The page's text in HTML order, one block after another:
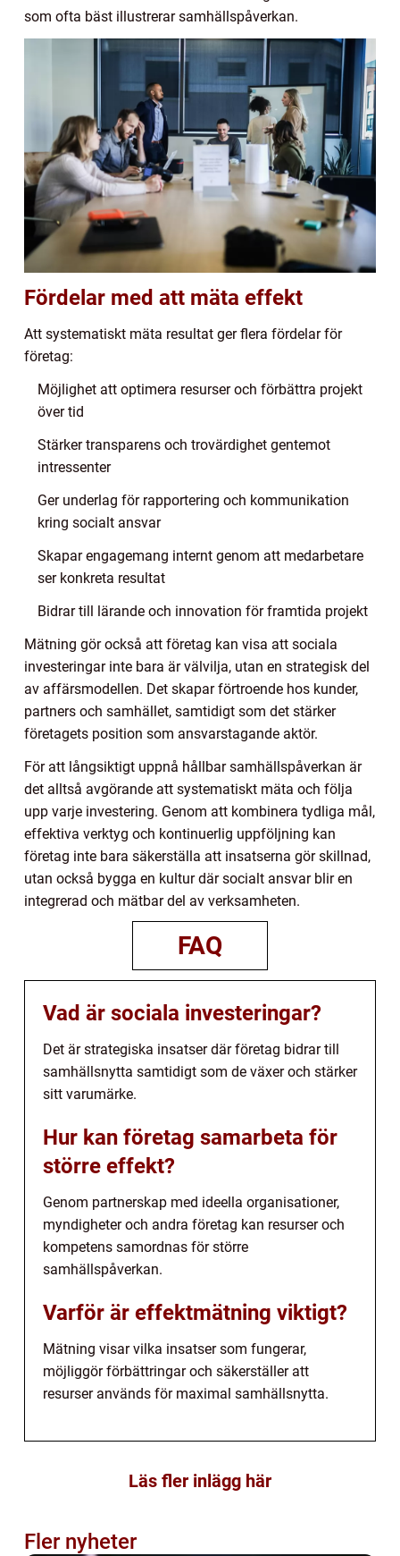
som ofta bäst illustrerar samhällspåverkan.
Fördelar med att mäta effekt
Att systematiskt mäta resultat ger flera fördelar för
företag:
Möjlighet att optimera resurser och förbättra projekt
över tid
Stärker transparens och trovärdighet gentemot
intressenter
Ger underlag för rapportering och kommunikation
kring socialt ansvar
Skapar engagemang internt genom att medarbetare
ser konkreta resultat
Bidrar till lärande och innovation för framtida projekt
Mätning gör också att företag kan visa att sociala
investeringar inte bara är välvilja, utan en strategisk del
av affärsmodellen. Det skapar förtroende hos kunder,
partners och samhället, samtidigt som det stärker
företagets position som ansvarstagande aktör.
För att långsiktigt uppnå hållbar samhällspåverkan är
det alltså avgörande att systematiskt mäta och följa
upp varje investering. Genom att kombinera tydliga mål,
effektiva verktyg och kontinuerlig uppföljning kan
företag inte bara säkerställa att insatserna gör skillnad,
utan också bygga en kultur där socialt ansvar blir en
integrerad och mätbar del av verksamheten.
FAQ
Vad är sociala investeringar?
Det är strategiska insatser där företag bidrar till
samhällsnytta samtidigt som de växer och stärker
sitt varumärke.
Hur kan företag samarbeta för
större effekt?
Genom partnerskap med ideella organisationer,
myndigheter och andra företag kan resurser och
kompetens samordnas för större
samhällspåverkan.
Varför är effektmätning viktigt?
Mätning visar vilka insatser som fungerar,
möjliggör förbättringar och säkerställer att
resurser används för maximal samhällsnytta.
Läs fler inlägg här
Fler nyheter